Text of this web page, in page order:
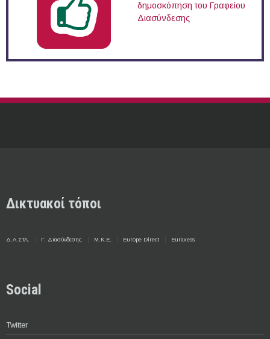
δημοσκόπηση του Γραφείου
Διασύνδεσης
Δικτυακοί τόποι
Δ.Α.ΣΤΑ. Γ. Διασύνδεσης Μ.Κ.Ε. Europe Direct Euraxess
Social
Twitter